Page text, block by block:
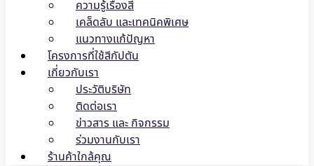
ความรู้เรื่องสี
เคล็ดลับ และเทคนิคพิเศษ
แนวทางแก้ปัญหา
โครงการที่ใช้สีกัปตัน
เกี่ยวกับเรา
ประวัติบริษัท
ติดต่อเรา
ข่าวสาร และ กิจกรรม
ร่วมงานกับเรา
ร้านค้าใกล้คุณ